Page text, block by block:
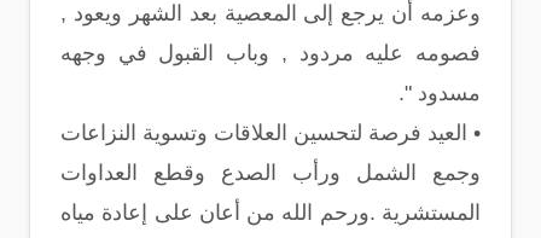
وعزمه أن يرجع إلى المعصية بعد الشهر ويعود ,
فصومه عليه مردود , وباب القبول في وجهه
مسدود ".
• العيد فرصة لتحسين العلاقات وتسوية النزاعات
وجمع الشمل ورأب الصدع وقطع العداوات
المستشرية .ورحم الله من أعان على إعادة مياه